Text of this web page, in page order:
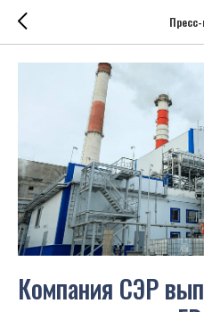
Компания СЭР